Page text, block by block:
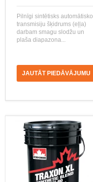
Pilnīgi sintētisks automātisko
transmisiju šķidrums (eļļa)
darbam smagu slodžu un
plaša diapazona...
JAUTĀT PIEDĀVĀJUMU